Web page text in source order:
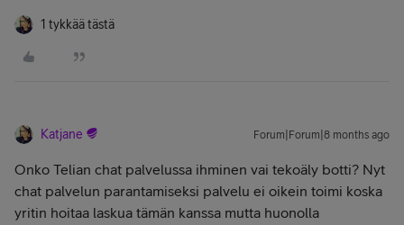
1 tykkää tästä
Katjane Forum|Forum|8 months ago
Onko Telian chat palvelussa ihminen vai tekoäly botti? Nyt
chat palvelun parantamiseksi palvelu ei oikein toimi koska
yritin hoitaa laskua tämän kanssa mutta huonolla